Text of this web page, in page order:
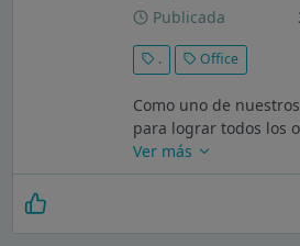
Publicada
. Office
Como uno de
para lograr todos los
Ver más